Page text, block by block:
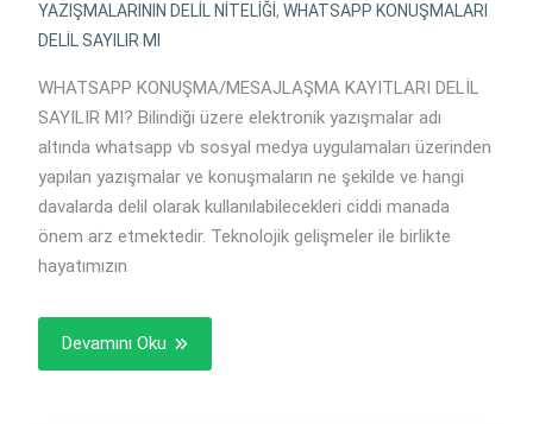
YAZIŞMALARININ DELİL NİTELİĞİ , WHATSAPP KONUŞMALARI
DELİL SAYILIR MI
WHATSAPP KONUŞMA/MESAJLAŞMA KAYITLARI DELİL
SAYILIR MI? Bilindiği üzere elektronik yazışmalar adı
altında whatsapp vb sosyal medya uygulamaları üzerinden
yapılan yazışmalar ve konuşmaların ne şekilde ve hangi
davalarda delil olarak kullanılabilecekleri ciddi manada
önem arz etmektedir. Teknolojik gelişmeler ile birlikte
hayatımızın
Devamını Oku